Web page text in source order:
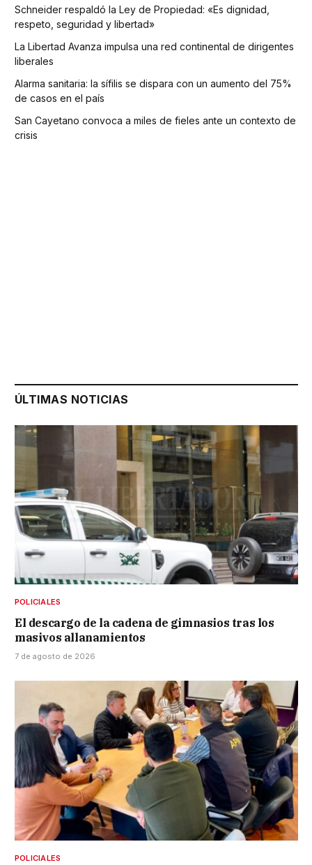
Schneider respaldó la Ley de Propiedad: «Es dignidad,
respeto, seguridad y libertad»
La Libertad Avanza impulsa una red continental de dirigentes
liberales
Alarma sanitaria: la sífilis se dispara con un aumento del 75%
de casos en el país
San Cayetano convoca a miles de fieles ante un contexto de
crisis
ÚLTIMAS NOTICIAS
POLICIALES
El descargo de la cadena de gimnasios tras los
masivos allanamientos
7 de agosto de 2026
POLICIALES